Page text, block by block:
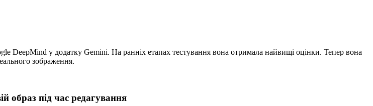
DeepMind у додатку Gemini. На ранніх етапах тестування вона отримала найвищі оцінки. Тепер вона
зображення.
образ під час редагування